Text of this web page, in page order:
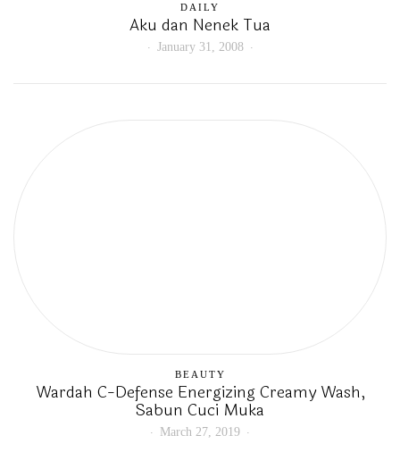
DAILY
Aku dan Nenek Tua
January 31, 2008
BEAUTY
Wardah C-Defense Energizing Creamy Wash,
Sabun Cuci Muka
March 27, 2019